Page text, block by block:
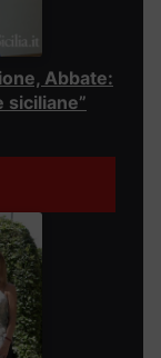
Abbate:
siciliane”